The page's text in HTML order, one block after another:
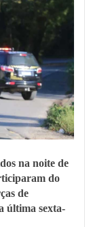
na noite de
do
de
última sexta-